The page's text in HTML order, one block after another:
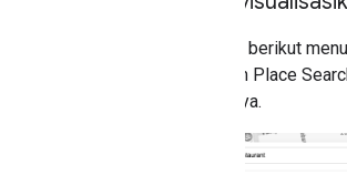
Gambar berikut
(Elemen Place
lokasinya.